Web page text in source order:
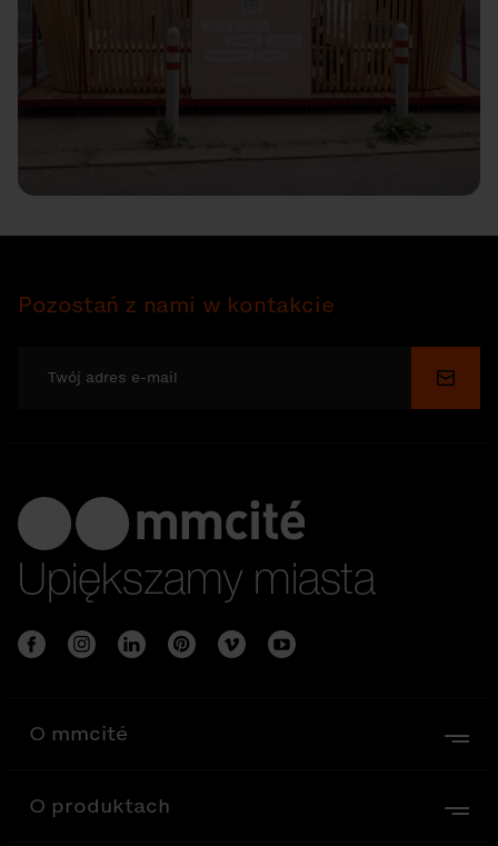
Pozostań z nami w kontakcie
Wyślij
Upiększamy miasta
O mmcité
O produktach